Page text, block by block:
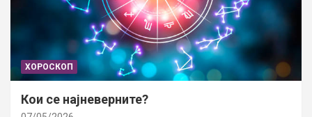
ХОРОСКОП
Кои се најневерните?